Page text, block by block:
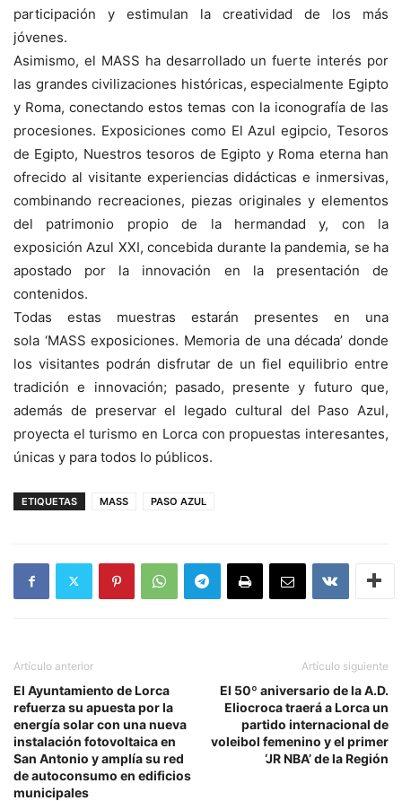
participación y estimulan la creatividad de los más
jóvenes.
Asimismo, el MASS ha desarrollado un fuerte interés por
las grandes civilizaciones históricas, especialmente Egipto
y Roma, conectando estos temas con la iconografía de las
procesiones. Exposiciones como El Azul egipcio,Tesoros
de Egipto, Nuestros tesoros de Egipto y Roma eternahan
ofrecido al visitante experiencias didácticas e inmersivas,
combinando recreaciones, piezas originales y elementos
del patrimonio propio de la hermandad y, con la
exposición Azul XXI,concebida durante la pandemia, se ha
apostado por la innovación en la presentación de
contenidos.
Todas estas muestras estarán presentes en una
sola ‘MASS exposiciones. Memoria de una década’ donde
los visitantes podrán disfrutar de un fiel equilibrio entre
tradición e innovación; pasado, presente y futuro que,
además de preservar el legado cultural del Paso Azul,
proyecta el turismo en Lorca con propuestas interesantes,
únicas y para todos lo públicos.
ETIQUETAS MASS PASO AZUL
Artículo anterior
El Ayuntamiento de Lorca
refuerza su apuesta por la
energía solar con una nueva
instalación fotovoltaica en
San Antonio y amplía su red
de autoconsumo en edificios
municipales
Artículo siguiente
El 50º aniversario de la A.D.
Eliocroca traerá a Lorca un
partido internacional de
voleibol femenino y el primer
‘JR NBA’ de la Región